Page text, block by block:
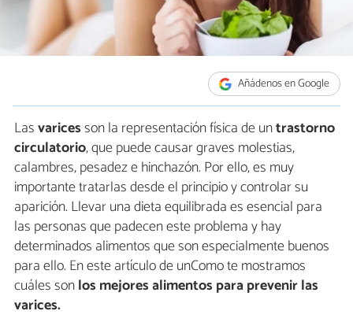
Añádenos en Google
Lasvaricesson la representación física de untrastorno
circulatorio, que puede causar graves molestias,
calambres, pesadez e hinchazón. Por ello, es muy
importante tratarlas desde el principio y controlar su
aparición. Llevar una dieta equilibrada es esencial para
las personas que padecen este problema y hay
determinados alimentos que son especialmente buenos
para ello. En este artículo de unComo te mostramos
cuáles sonlos mejores alimentos para prevenir las
varices.